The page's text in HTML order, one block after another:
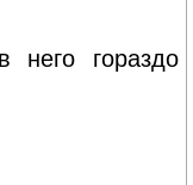
него гораздо